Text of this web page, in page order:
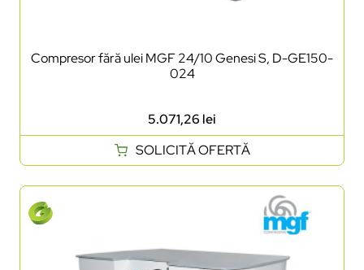
Compresor fără ulei MGF 24/10 Genesi S, D-GE150-
024
5.071,26 lei
SOLICITĂ OFERTĂ